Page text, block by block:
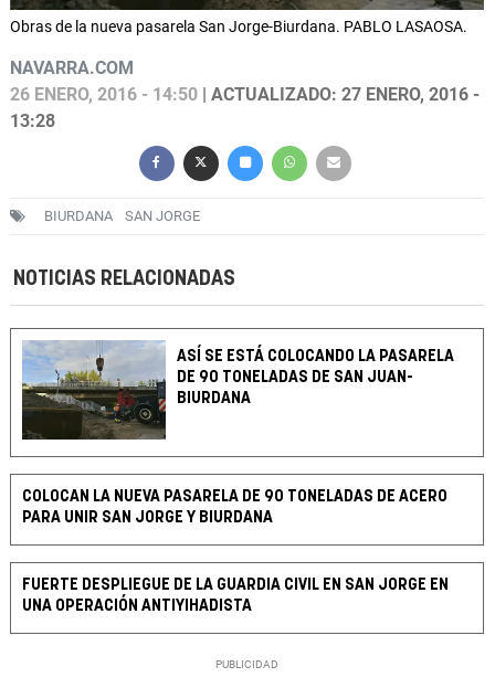
Obras de la nueva pasarela San Jorge-Biurdana. PABLO LASAOSA.
NAVARRA.COM
26 ENERO, 2016 - 14:50 | ACTUALIZADO: 27 ENERO, 2016 -
13:28
BIURDANA SAN JORGE
NOTICIAS RELACIONADAS
ASÍ SE ESTÁ COLOCANDO LA PASARELA
DE 90 TONELADAS DE SAN JUAN-
BIURDANA
COLOCAN LA NUEVA PASARELA DE 90 TONELADAS DE ACERO
PARA UNIR SAN JORGE Y BIURDANA
FUERTE DESPLIEGUE DE LA GUARDIA CIVIL EN SAN JORGE EN
UNA OPERACIÓN ANTIYIHADISTA